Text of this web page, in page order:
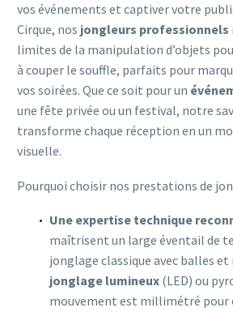
vos événements et captiver votre
Cirque, nos jongleurs professionnels
limites de la manipulation d’objets
à couper le souffle, parfaits pour
vos soirées. Que ce soit pour un
une fête privée ou un festival, notre
transforme chaque réception en un
visuelle.
Pourquoi choisir nos prestations de
Une expertise technique
maîtrisent un large éventail de
jonglage classique avec balles et
jonglage lumineux (LED) ou
mouvement est millimétré pour